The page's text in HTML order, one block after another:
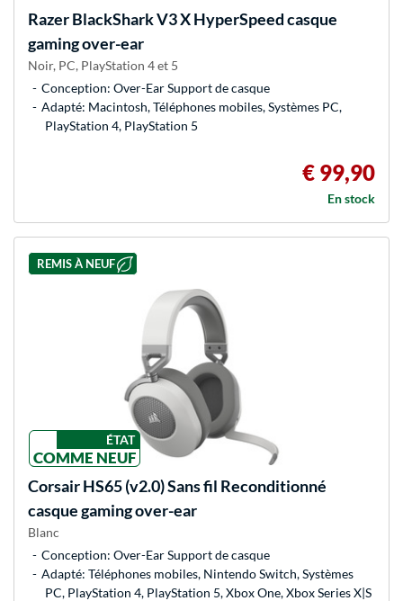
RazerBlackShark V3 X HyperSpeed casque
gaming over-ear
Noir, PC, PlayStation 4 et 5
Conception: Over-Ear Support de casque
Adapté: Macintosh, Téléphones mobiles, Systèmes PC,
PlayStation 4, PlayStation 5
€ 99,90
En stock
REMIS À NEUF
ÉTAT
COMME NEUF
CorsairHS65 (v2.0) Sans fil Reconditionné
casque gaming over-ear
Blanc
Conception: Over-Ear Support de casque
Adapté: Téléphones mobiles, Nintendo Switch, Systèmes
PC, PlayStation 4, PlayStation 5, Xbox One, Xbox Series X|S